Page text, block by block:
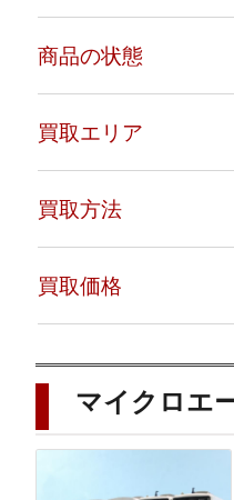
商品の状態
買取エリア
買取方法
買取価格
マイクロエ